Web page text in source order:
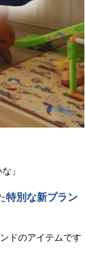
」
特別な新プラン
ドのアイテムです